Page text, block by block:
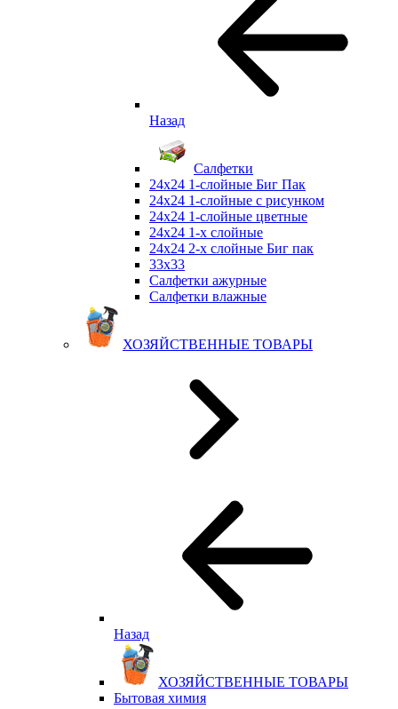
Назад
Салфетки
24х24 1-слойные Биг Пак
24х24 1-слойные с рисунком
24х24 1-слойные цветные
24х24 1-х слойные
24х24 2-х слойные Биг пак
33х33
Салфетки ажурные
Салфетки влажные
ХОЗЯЙСТВЕННЫЕ ТОВАРЫ
Назад
ХОЗЯЙСТВЕННЫЕ ТОВАРЫ
Бытовая химия